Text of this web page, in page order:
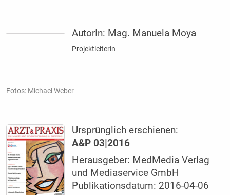
AutorIn: Mag. Manuela Moya
Projektleiterin
Fotos: Michael Weber
Ursprünglich erschienen:
A&P 03|2016
Herausgeber: MedMedia Verlag
und Mediaservice GmbH
Publikationsdatum: 2016-04-06